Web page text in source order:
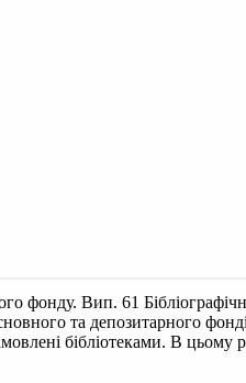
фонду. Вип. 61
та депозитарного
бібліотеками. В